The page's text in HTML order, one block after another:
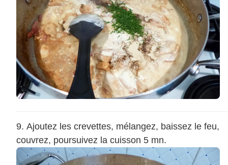
Ajoutez les crevettes, mélangez, baissez le feu,
couvrez, poursuivez la cuisson 5 mn.